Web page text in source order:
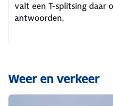
valt een T-splitsing daar
antwoorden.
Weer en verkeer